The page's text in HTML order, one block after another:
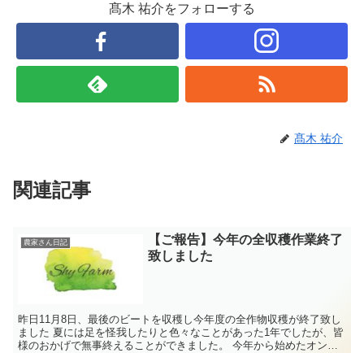
髙木 祐介をフォローする
髙木 祐介
関連記事
農家さん日記
【ご報告】今年の全収穫作業終了
致しました
昨日11月8日、最後のビートを収穫し今年度の全作物収穫が終了致し
ました 夏には足を怪我したりと色々なことがあった1年でしたが、皆
様のおかげで無事終えることができました。 今年から始めたオンラ